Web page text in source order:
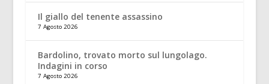
Il giallo del tenente assassino
7 Agosto 2026
Bardolino, trovato morto sul lungolago.
Indagini in corso
7 Agosto 2026